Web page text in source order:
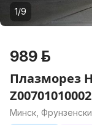
1/9
989 р.
Плазморез
Z00701010002
Минск,